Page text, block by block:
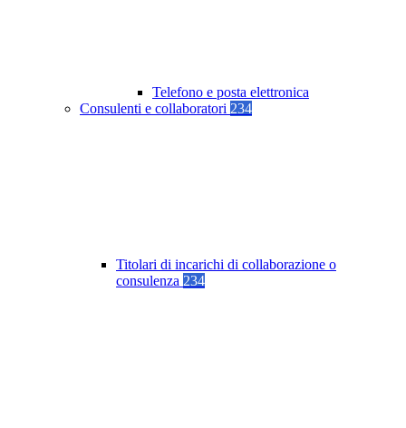
Telefono e posta elettronica
Consulenti e collaboratori 234
Titolari di incarichi di collaborazione o
consulenza 234